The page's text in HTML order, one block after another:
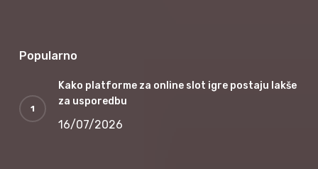
Popularno
Kako platforme za online slot igre postaju lakše
za usporedbu
16/07/2026